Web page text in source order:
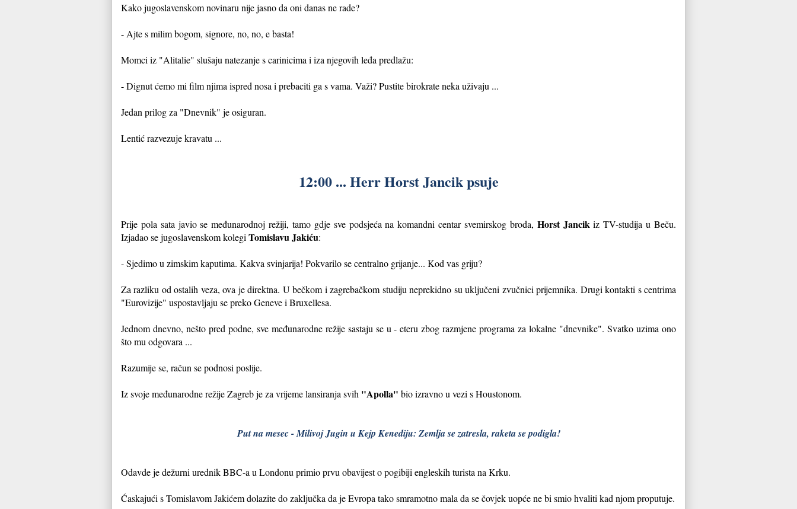
Kako jugoslavenskom novinaru nije jasno da oni danas ne rade?
- Ajte s milim bogom, signore, no, no, e basta!
Momci iz "Alitalie" slušaju natezanje s carinicima i iza njegovih leđa predlažu:
- Dignut ćemo mi film njima ispred nosa i prebaciti ga s vama. Važi? Pustite birokrate neka uživaju ...
Jedan prilog za "Dnevnik" je osiguran.
Lentić razvezuje kravatu ...
12:00 ... Herr Horst Jancik psuje
Prije pola sata javio se međunarodnoj režiji, tamo gdje sve podsjeća na komandni centar svemirskog broda, Horst Jancik iz TV-studija u Beču.
Izjadao se jugoslavenskom kolegi Tomislavu Jakiću:
- Sjedimo u zimskim kaputima. Kakva svinjarija! Pokvarilo se centralno grijanje... Kod vas griju?
Za razliku od ostalih veza, ova je direktna. U bečkom i zagrebačkom studiju neprekidno su uključeni zvučnici prijemnika. Drugi kontakti s centrima
"Eurovizije" uspostavljaju se preko Geneve i Bruxellesa.
Jednom dnevno, nešto pred podne, sve međunarodne režije sastaju se u - eteru zbog razmjene programa za lokalne "dnevnike". Svatko uzima ono
što mu odgovara ...
Razumije se, račun se podnosi poslije.
Iz svoje međunarodne režije Zagreb je za vrijeme lansiranja svih "Apolla" bio izravno u vezi s Houstonom.
Put na mesec - Milivoj Jugin u Kejp Kenediju: Zemlja se zatresla, raketa se podigla!
Odavde je dežurni urednik BBC-a u Londonu primio prvu obavijest o pogibiji engleskih turista na Krku.
Ćaskajući s Tomislavom Jakićem dolazite do zaključka da je Evropa tako smramotno mala da se čovjek uopće ne bi smio hvaliti kad njom proputuje.